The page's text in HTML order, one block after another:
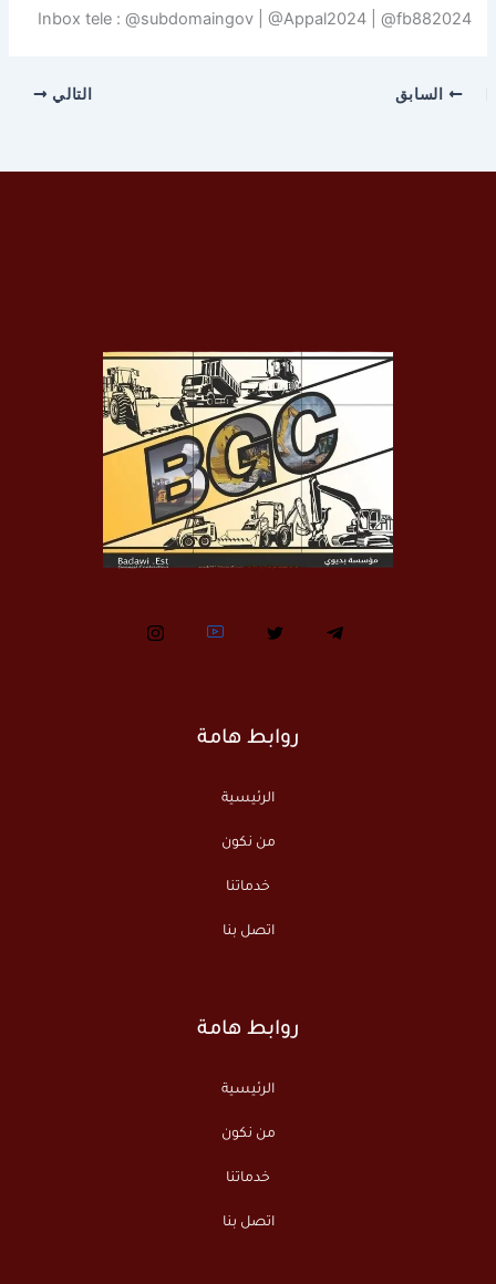
Inbox tele : @subdomaingov | @Appal2024 | @fb882024
السابق التالي
روابط هامة
الرئيسية
من نكون
خدماتنا
اتصل بنا
روابط هامة
الرئيسية
من نكون
خدماتنا
اتصل بنا